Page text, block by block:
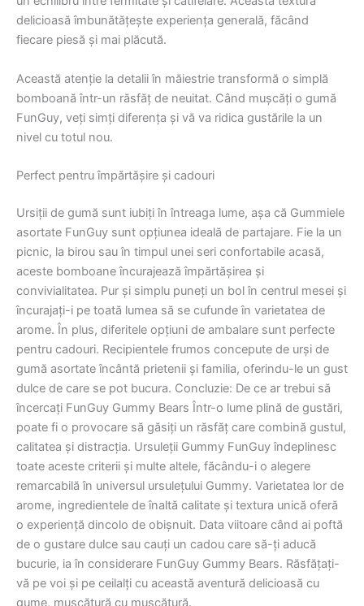
delicioasă îmbunătățește experiența generală, făcând
fiecare piesă și mai plăcută.
Această atenție la detalii în măiestrie transformă o simplă
bomboană într-un răsfăț de neuitat. Când mușcăți o gumă
FunGuy, veți simți diferența și vă va ridica gustările la un
nivel cu totul nou.
Perfect pentru împărtășire și cadouri
Ursiții de gumă sunt iubiți în întreaga lume, așa că Gummiele
asortate FunGuy sunt opțiunea ideală de partajare. Fie la un
picnic, la birou sau în timpul unei seri confortabile acasă,
aceste bomboane încurajează împărtășirea și
convivialitatea. Pur și simplu puneți un bol în centrul mesei și
încurajați-i pe toată lumea să se cufunde în varietatea de
arome. În plus, diferitele opțiuni de ambalare sunt perfecte
pentru cadouri. Recipientele frumos concepute de urși de
gumă asortate încântă prietenii și familia, oferindu-le un gust
dulce de care se pot bucura. Concluzie: De ce ar trebui să
încercați FunGuy Gummy Bears Într-o lume plină de gustări,
poate fi o provocare să găsiți un răsfăț care combină gustul,
calitatea și distracția. Ursuleții Gummy FunGuy îndeplinesc
toate aceste criterii și multe altele, făcându-i o alegere
remarcabilă în universul ursulețului Gummy. Varietatea lor de
arome, ingredientele de înaltă calitate și textura unică oferă
o experiență dincolo de obișnuit. Data viitoare când ai poftă
de o gustare dulce sau cauți un cadou care să-ți aducă
bucurie, ia în considerare FunGuy Gummy Bears. Răsfățați-
vă pe voi și pe ceilalți cu această aventură delicioasă cu
gume, mușcătură cu mușcătură.